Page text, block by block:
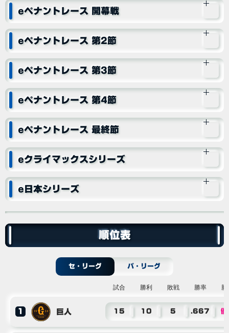
eペナントレース 開幕戦
eペナントレース 第2節
eペナントレース 第3節
eペナントレース 第4節
eペナントレース 最終節
eクライマックスシリーズ
e日本シリーズ
順位表
セ・リーグ パ・リーグ
試合 勝利 敗戦 勝率 勝
1 巨人 15 10 5 .667 優